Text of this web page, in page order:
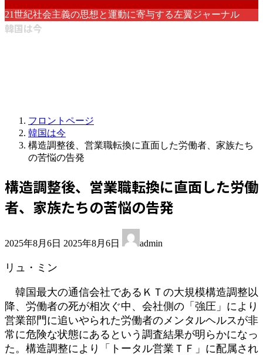
21世紀社会主義の思想と運動に寄与する左翼ジャーナル
韓国は今
フロントページ
韓国は今
構造調整後、営業職転換に直面した労働者、家族たち
の苦悩の告発
構造調整後、営業職転換に直面した労働
者、家族たちの苦悩の告発
2025年8月6日 終
時
:
2025年8月6日 admin
リュ・ミン
韓国最大の通信会社であるＫＴの大規模構造調整以
降、労働者の死が相次ぐ中、会社側の「強圧」により
営業部門に追いやられた労働者のメンタルヘルスが非
常に危険な状態にあるという調査結果が明らかになっ
た。構造調整により「トータル営業ＴＦ」に配属され